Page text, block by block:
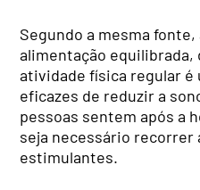
Segundo a mesma
alimentação equilibrada,
atividade física regular é
eficazes de reduzir a
pessoas sentem após a
seja necessário recorrer
estimulantes.